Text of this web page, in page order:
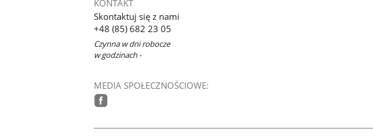
KONTAKT
Skontaktuj się z nami
+48 (85) 682 23 05
Czynna w dni robocze
w godzinach -
MEDIA SPOŁECZNOŚCIOWE: